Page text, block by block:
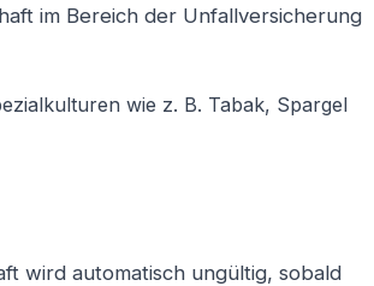
im Bereich der Unfallversicherung
wie z. B. Tabak, Spargel
wird automatisch ungültig, sobald